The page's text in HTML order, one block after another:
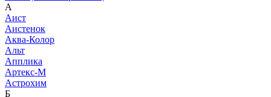
А
Аист
Аистенок
Аква-Колор
Альт
Апплика
Артекс-М
Астрохим
Б